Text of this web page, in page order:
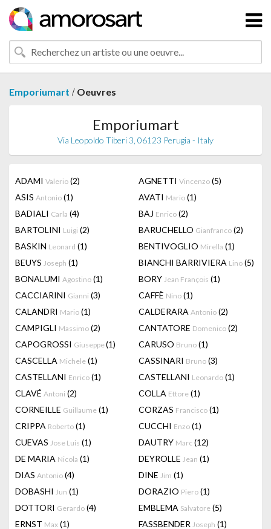
Emporiumart / Oeuvres
Emporiumart
Via Leopoldo Tiberi 3, 06123 Perugia - Italy
ADAMI Valerio (2) AGNETTI Vincenzo (5)
ASIS Antonio (1) AVATI Mario (1)
BADIALI Carla (4) BAJ Enrico (2)
BARTOLINI Luigi (2) BARUCHELLO Gianfranco (2)
BASKIN Leonard (1) BENTIVOGLIO Mirella (1)
BEUYS Joseph (1) BIANCHI BARRIVIERA Lino (5)
BONALUMI Agostino (1) BORY Jean François (1)
CACCIARINI Gianni (3) CAFFÈ Nino (1)
CALANDRI Mario (1) CALDERARA Antonio (2)
CAMPIGLI Massimo (2) CANTATORE Domenico (2)
CAPOGROSSI Giuseppe(1) CARUSO Bruno (1)
CASCELLA Michele (1) CASSINARI Bruno (3)
CASTELLANI Enrico (1) CASTELLANI Leonardo (1)
CLAVÉ Antoni (2) COLLA Ettore (1)
CORNEILLE Guillaume (1) CORZAS Francisco (1)
CRIPPA Roberto (1) CUCCHI Enzo (1)
CUEVAS Jose Luis (1) DAUTRY Marc (12)
DE MARIA Nicola (1) DEYROLLE Jean (1)
DIAS Antonio (4) DINE Jim (1)
DOBASHI Jun (1) DORAZIO Piero (1)
DOTTORI Gerardo (4) EMBLEMA Salvatore (5)
ERNST Max (1) FASSBENDER Joseph (1)